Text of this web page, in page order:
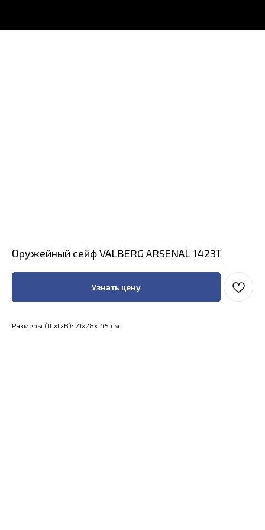
Оружейный сейф VALBERG ARSENAL 1423Т
Узнать цену
Размеры (ШхГхВ): 21x28x145 см.